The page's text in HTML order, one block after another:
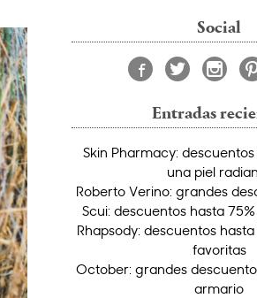
Social
Entradas
Skin Pharmacy:
una piel
Roberto Verino: grandes
Scui: descuentos hasta
Rhapsody: descuentos
favoritas
October: grandes
armario